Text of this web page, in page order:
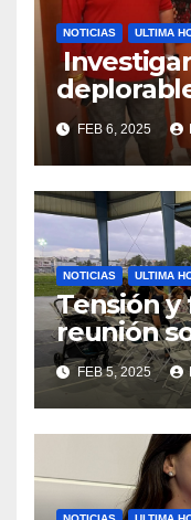
NOTICIAS ULTIMA
de la
FEB 6, 2025
NOTICIAS ULTIMA
Tensión
reunión
Reparto
FEB 5, 2025